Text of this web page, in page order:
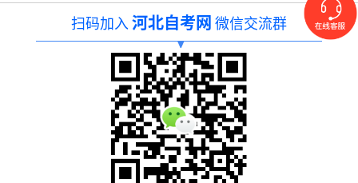
扫码加入 河北自考网 微信交流群